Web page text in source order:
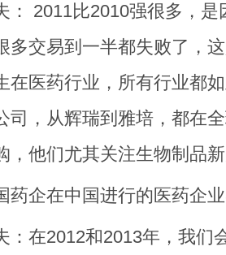
2011比2010强很多，是
多交易到一半都失败了，
在医药行业，所有行业都
司，从辉瑞到雅培，都在
，他们尤其关注生物制品
企在中国进行的医药企业
在2012和2013年，我们